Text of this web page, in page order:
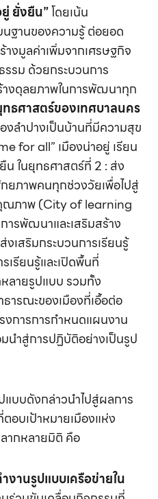
ยู่ ยั่งยืน”โดยเน้น
ฐานของความรู้ ต่อยอด
งมูลค่าเพิ่มจากเศรษฐกิจ
รม ด้วยกระบวนการ
งดุลยภาพในการพัฒนาทุก
ธศาสตร์ของเทศบาลนคร
งลำปางเป็นบ้านที่มีความสุข
for all” เมืองน่าอยู่ เรียน
ในยุทธศาสตร์ที่ 2 : ส่ง
ยภาพคนทุกช่วงวัยเพื่อไปสู่
คุณภาพ (City of learning
รพัฒนาและเสริมสร้าง
เสริมกระบวนการเรียนรู้
รียนรู้และเปิดพื้นที่
หลายรูปแบบ รวมทั้ง
ารณะของเมืองที่เอื้อต่อ
งการการกำหนดแผนงาน
นำสู่การปฏิบัติอย่างเป็นรูป
บดังกล่าวนำไปสู่ผลการ
อบเป้าหมายเมืองแห่ง
ลากหลายมิติ คือ
งานรูปแบบเครือข่ายใน